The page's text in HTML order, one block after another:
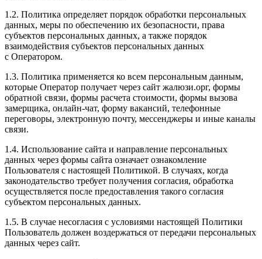
1.2. Политика определяет порядок обработки персональных
данных, меры по обеспечению их безопасности, права
субъектов персональных данных, а также порядок
взаимодействия субъектов персональных данных
с Оператором.
1.3. Политика применяется ко всем персональным данным,
которые Оператор получает через сайт жалюзи.орг, формы
обратной связи, формы расчета стоимости, формы вызова
замерщика, онлайн-чат, форму вакансий, телефонные
переговоры, электронную почту, мессенджеры и иные каналы
связи.
1.4. Использование сайта и направление персональных
данных через формы сайта означает ознакомление
Пользователя с настоящей Политикой. В случаях, когда
законодательство требует получения согласия, обработка
осуществляется после предоставления такого согласия
субъектом персональных данных.
1.5. В случае несогласия с условиями настоящей Политики
Пользователь должен воздержаться от передачи персональных
данных через сайт.